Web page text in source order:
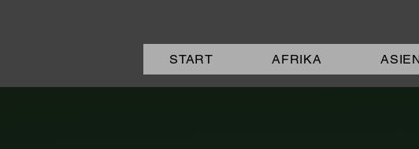
START AFRIKA